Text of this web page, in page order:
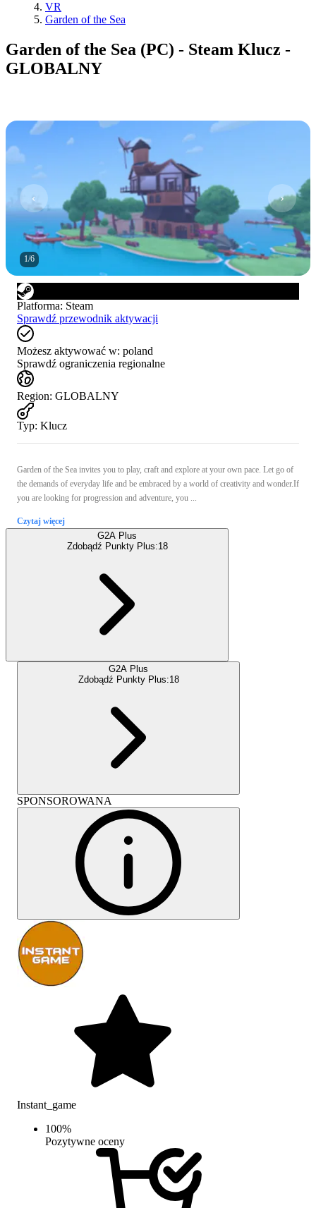
VR
Garden of the Sea
Garden of the Sea (PC) - Steam Klucz -
GLOBALNY
1/6
Platforma: Steam
Sprawdź przewodnik aktywacji
Możesz aktywować w: poland
Sprawdź ograniczenia regionalne
Region: GLOBALNY
Typ: Klucz
Garden of the Sea invites you to play, craft and explore at your own pace. Let go of
the demands of everyday life and be embraced by a world of creativity and wonder.If
you are looking for progression and adventure, you ...
Czytaj więcej
G2A Plus
Zdobądź Punkty Plus:18
G2A Plus
Zdobądź Punkty Plus:18
SPONSOROWANA
Instant_game
100%
Pozytywne oceny